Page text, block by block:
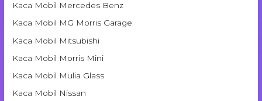
Kaca Mobil Mercedes Benz
Kaca Mobil MG Morris Garage
Kaca Mobil Mitsubishi
Kaca Mobil Morris Mini
Kaca Mobil Mulia Glass
Kaca Mobil Nissan